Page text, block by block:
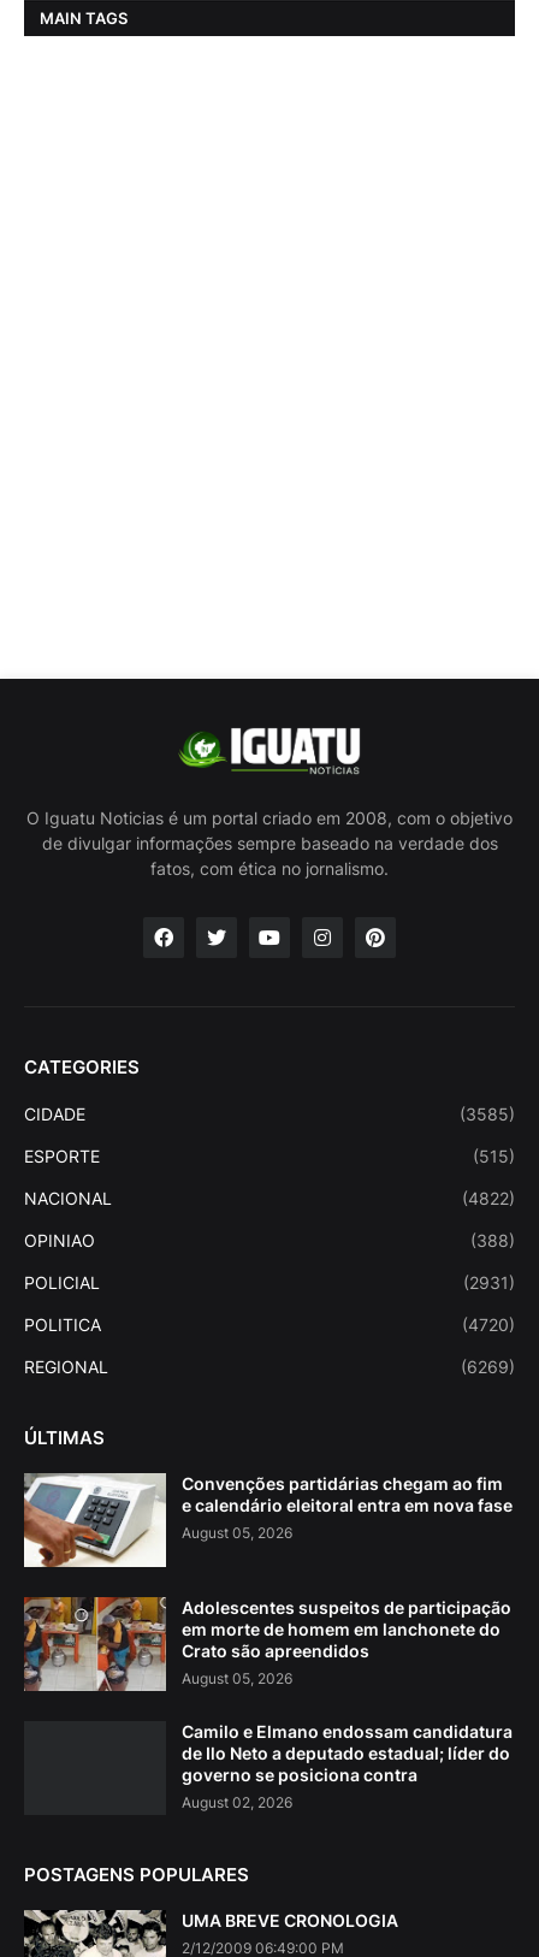
MAIN TAGS
O Iguatu Noticias é um portal criado em 2008, com o objetivo
de divulgar informações sempre baseado na verdade dos
fatos, com ética no jornalismo.
CATEGORIES
CIDADE (3585)
ESPORTE (515)
NACIONAL (4822)
OPINIAO (388)
POLICIAL (2931)
POLITICA (4720)
REGIONAL (6269)
ÚLTIMAS
Convenções partidárias chegam ao fim
e calendário eleitoral entra em nova fase
August 05, 2026
Adolescentes suspeitos de participação
em morte de homem em lanchonete do
Crato são apreendidos
August 05, 2026
Camilo e Elmano endossam candidatura
de Ilo Neto a deputado estadual; líder do
governo se posiciona contra
August 02, 2026
POSTAGENS POPULARES
UMA BREVE CRONOLOGIA
2/12/2009 06:49:00 PM